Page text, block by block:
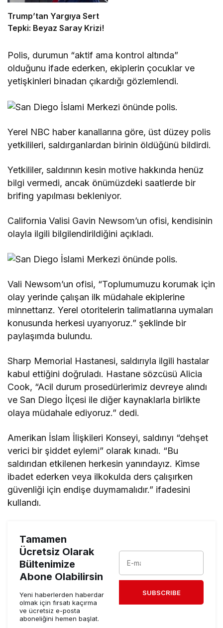
Trump’tan Yargıya Sert
Tepki: Beyaz Saray Krizi!
Polis, durumun “aktif ama kontrol altında”
olduğunu ifade ederken, ekiplerin çocuklar ve
yetişkinleri binadan çıkardığı gözlemlendi.
Yerel NBC haber kanallarına göre, üst düzey polis
yetkilileri, saldırganlardan birinin öldüğünü bildirdi.
Yetkililer, saldırının kesin motive hakkında henüz
bilgi vermedi, ancak önümüzdeki saatlerde bir
brifing yapılması bekleniyor.
California Valisi Gavin Newsom’un ofisi, kendisinin
olayla ilgili bilgilendirildiğini açıkladı.
Vali Newsom’un ofisi, “Toplumumuzu korumak için
olay yerinde çalışan ilk müdahale ekiplerine
minnettarız. Yerel otoritelerin talimatlarına uymaları
konusunda herkesi uyarıyoruz.” şeklinde bir
paylaşımda bulundu.
Sharp Memorial Hastanesi, saldırıyla ilgili hastalar
kabul ettiğini doğruladı. Hastane sözcüsü Alicia
Cook, “Acil durum prosedürlerimiz devreye alındı
ve San Diego İlçesi ile diğer kaynaklarla birlikte
olaya müdahale ediyoruz.” dedi.
Amerikan İslam İlişkileri Konseyi, saldırıyı “dehşet
verici bir şiddet eylemi” olarak kınadı. “Bu
saldırıdan etkilenen herkesin yanındayız. Kimse
ibadet ederken veya ilkokulda ders çalışırken
güvenliği için endişe duymamalıdır.” ifadesini
kullandı.
Tamamen
Ücretsiz Olarak
Bültenimize
Abone Olabilirsin
Yeni haberlerden haberdar
olmak için fırsatı kaçırma
ve ücretsiz e-posta
aboneliğini hemen başlat.
SUBSCRIBE